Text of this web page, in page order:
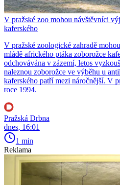
V pražské zoo mohou návštěvníci
kaferského
V pražské zoologické zahradě
mládě afrického ptáka zoborožce
odchovávána v zázemí, letos
naleznou zoborožce ve výběhu u
kaferského patří mezi náročnější. V
roce 1994.
Pražská Drbna
dnes, 16:01
1 min
Reklama